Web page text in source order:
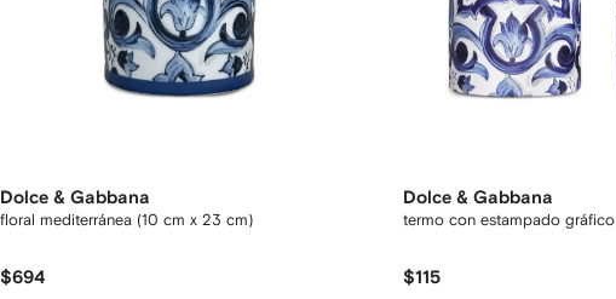
Dolce & Gabbana
floral mediterránea (10 cm x 23 cm)
$694
Dolce & Gabbana
termo con estampado gráfico
$115